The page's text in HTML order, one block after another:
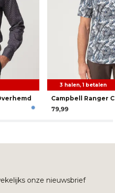
3 halen, 1 betalen
Campbell Ranger
79,99
onze nieuwsbrief